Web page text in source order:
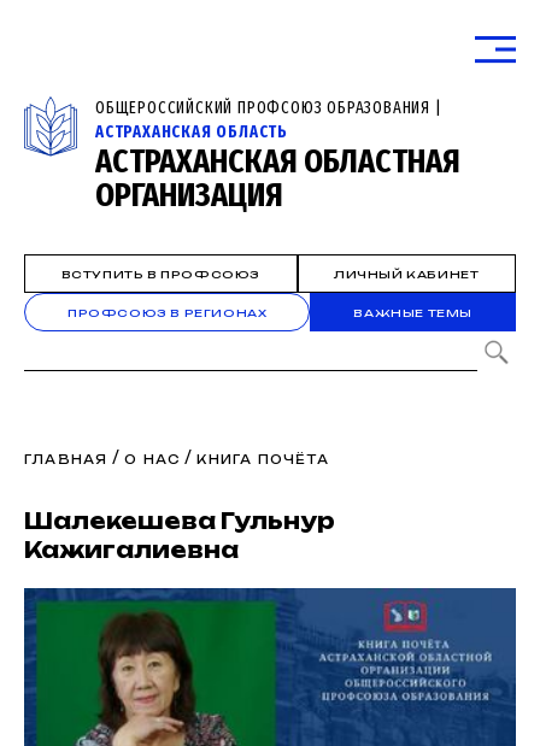
ОБЩЕРОССИЙСКИЙ ПРОФСОЮЗ ОБРАЗОВАНИЯ |
АСТРАХАНСКАЯ ОБЛАСТЬ
АСТРАХАНСКАЯ ОБЛАСТНАЯ
ОРГАНИЗАЦИЯ
ВСТУПИТЬ В ПРОФСОЮЗ ЛИЧНЫЙ КАБИНЕТ
ПРОФСОЮЗ В РЕГИОНАХ ВАЖНЫЕ ТЕМЫ
ГЛАВНАЯ /О НАС /КНИГА ПОЧЁТА
Шалекешева Гульнур
Кажигалиевна